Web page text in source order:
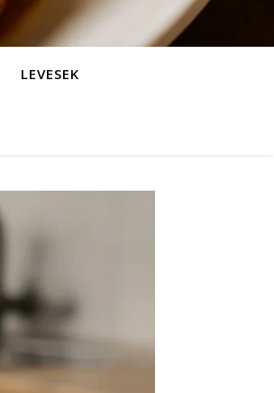
LEVESEK